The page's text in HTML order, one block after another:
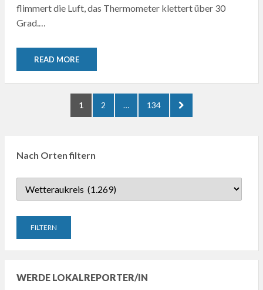
flimmert die Luft, das Thermometer klettert über 30
Grad.…
READ MORE
Seitennummerierung
PAGE
1 PAGE
2 … PAGE
134
NEXT
PAGE
Nach Orten filtern
WERDE LOKALREPORTER/IN